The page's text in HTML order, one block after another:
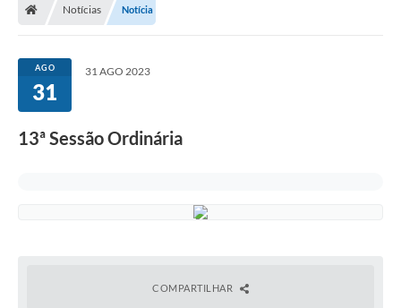
Notícias Notícia
AGO
31
31 AGO 2023
13ª Sessão Ordinária
COMPARTILHAR